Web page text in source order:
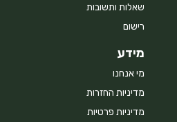
שאלות ותשובות
רישום
מידע
מי אנחנו
מדיניות החזרות
מדיניות פרטיות